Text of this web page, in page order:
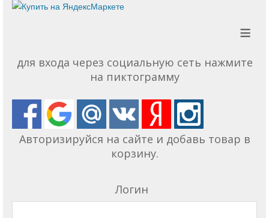
≡
для входа через социальную сеть нажмите
на пиктограмму
Авторизируйся на сайте и добавь товар в
корзину.
Логин